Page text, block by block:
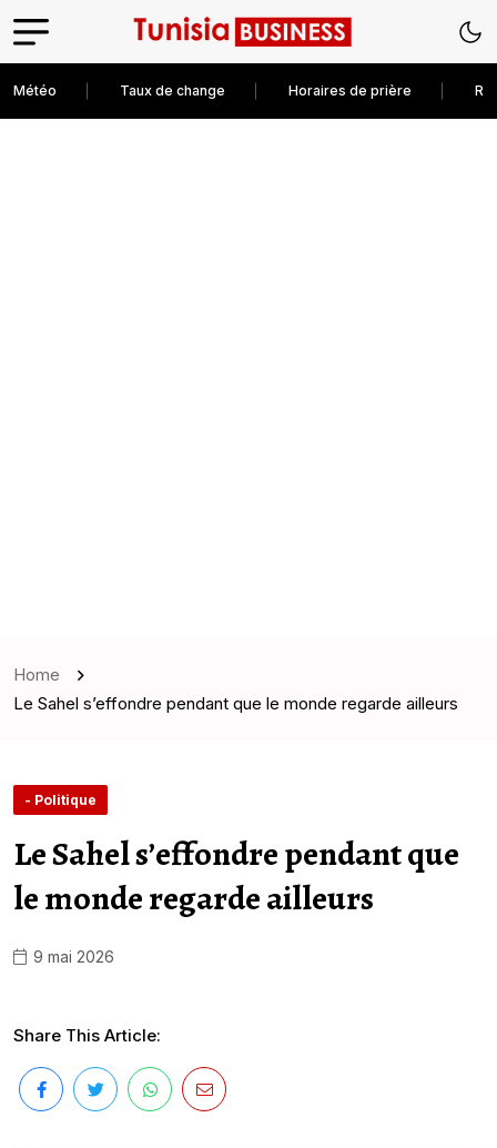
Météo Taux de change Horaires de prière
Home
Le Sahel s’effondre pendant que le monde regarde ailleurs
- Politique
Le Sahel s’effondre pendant que
le monde regarde ailleurs
9 mai 2026
Share This Article: